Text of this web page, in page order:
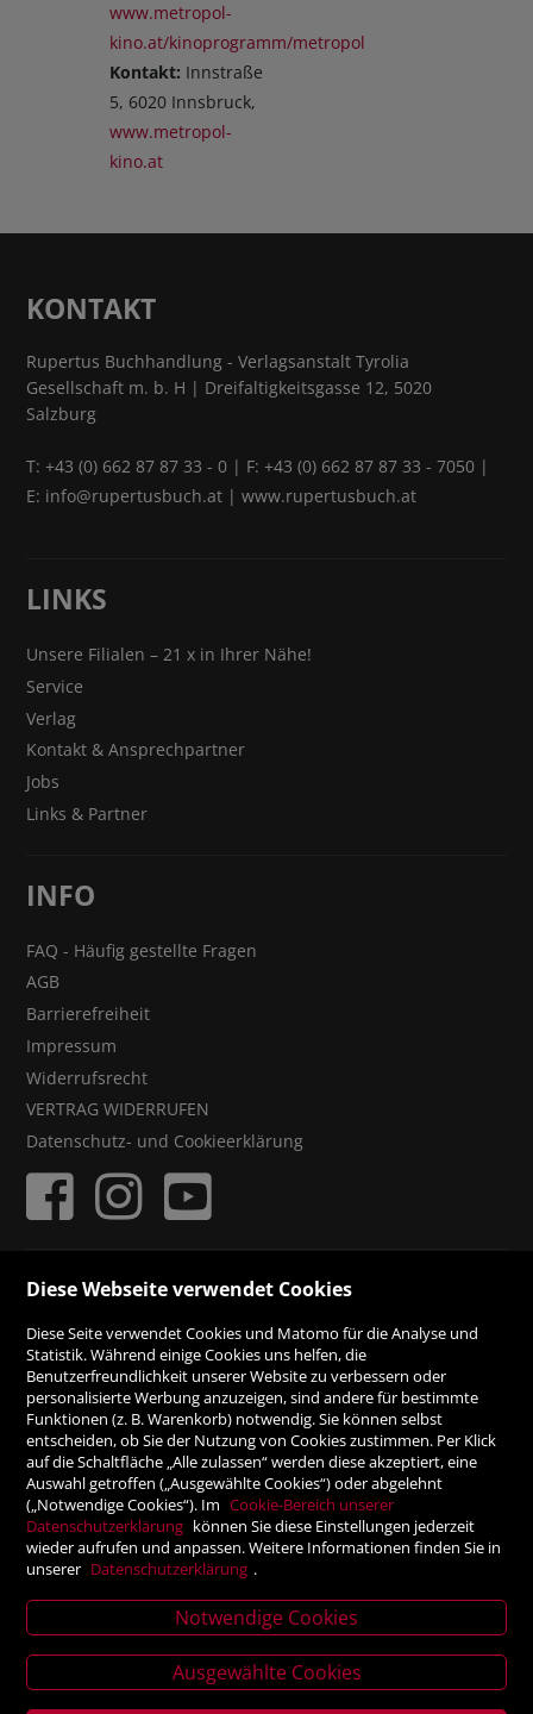
letter
www.metropol-
kino.at/kinoprogramm/metropol
Kontakt: Innstraße
5, 6020 Innsbruck,
www.metropol-
kino.at
KONTAKT
Rupertus Buchhandlung - Verlagsanstalt Tyrolia
Gesellschaft m. b. H | Dreifaltigkeitsgasse 12, 5020
Salzburg
T:+43 (0) 662 87 87 33 - 0 | F: +43 (0) 662 87 87 33 - 7050 |
E: info@rupertusbuch.at |www.rupertusbuch.at
LINKS
Unsere Filialen – 21 x in Ihrer Nähe!
Service
Verlag
Kontakt & Ansprechpartner
Jobs
Links & Partner
INFO
FAQ - Häufig gestellte Fragen
AGB
Barrierefreiheit
Impressum
Widerrufsrecht
VERTRAG WIDERRUFEN
Datenschutz- und Cookieerklärung
ZAHLUNGSMÖGLICHKEITEN
Rechnung
Vorauskasse
SICHER ONLINE SHOPPEN!
Diese Webseite verwendet Cookies
Diese Seite verwendet Cookies und Matomo für die Analyse und
Statistik. Während einige Cookies uns helfen, die
Benutzerfreundlichkeit unserer Website zu verbessern oder
personalisierte Werbung anzuzeigen, sind andere für bestimmte
Funktionen (z. B. Warenkorb) notwendig. Sie können selbst
entscheiden, ob Sie der Nutzung von Cookies zustimmen. Per Klick
auf die Schaltfläche „Alle zulassen“ werden diese akzeptiert, eine
Auswahl getroffen („Ausgewählte Cookies“) oder abgelehnt
(„Notwendige Cookies“). Im Cookie-Bereich unserer
Datenschutzerklärung können Sie diese Einstellungen jederzeit
wieder aufrufen und anpassen. Weitere Informationen finden Sie in
unserer Datenschutzerklärung .
Notwendige Cookies
Ausgewählte Cookies